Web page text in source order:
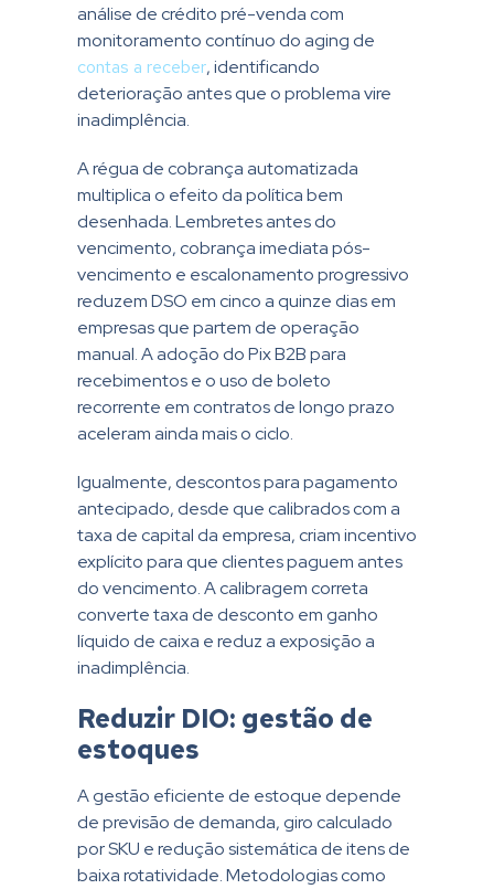
análise de crédito pré-venda com
monitoramento contínuo do aging de
contas a receber, identificando
deterioração antes que o problema vire
inadimplência.
A régua de cobrança automatizada
multiplica o efeito da política bem
desenhada. Lembretes antes do
vencimento, cobrança imediata pós-
vencimento e escalonamento progressivo
reduzem DSO em cinco a quinze dias em
empresas que partem de operação
manual. A adoção do Pix B2B para
recebimentos e o uso de boleto
recorrente em contratos de longo prazo
aceleram ainda mais o ciclo.
Igualmente, descontos para pagamento
antecipado, desde que calibrados com a
taxa de capital da empresa, criam incentivo
explícito para que clientes paguem antes
do vencimento. A calibragem correta
converte taxa de desconto em ganho
líquido de caixa e reduz a exposição a
inadimplência.
Reduzir DIO: gestão de
estoques
A gestão eficiente de estoque depende
de previsão de demanda, giro calculado
por SKU e redução sistemática de itens de
baixa rotatividade. Metodologias como